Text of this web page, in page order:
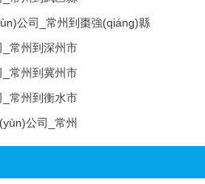
公司_常州到棗強(qiáng)縣
常州到深州市
常州到冀州市
常州到衡水市
公司_常州